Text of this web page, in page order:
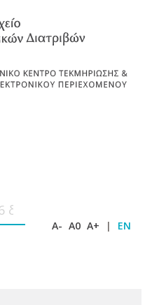
A- A0 A+ | EN